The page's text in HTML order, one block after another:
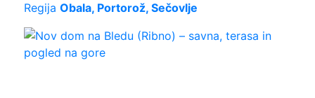
Regija Obala, Portorož, Sečovlje